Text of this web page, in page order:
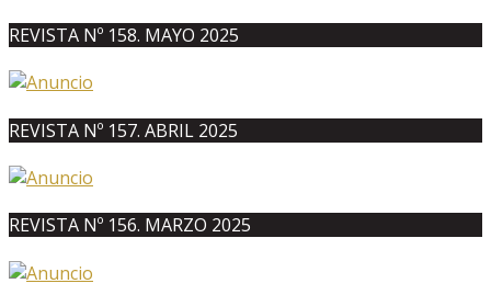
REVISTA Nº 158. MAYO 2025
REVISTA Nº 157. ABRIL 2025
REVISTA Nº 156. MARZO 2025